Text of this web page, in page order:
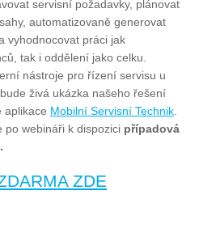
servisní požadavky, plánovat
automatizovaně generovat
vyhodnocovat práci jak
tak i oddělení jako celku.
nástroje pro řízení servisu u
živá ukázka našeho řešení
aplikace Mobilní Servisní Technik
po webináři k dispozici případová
ZDE